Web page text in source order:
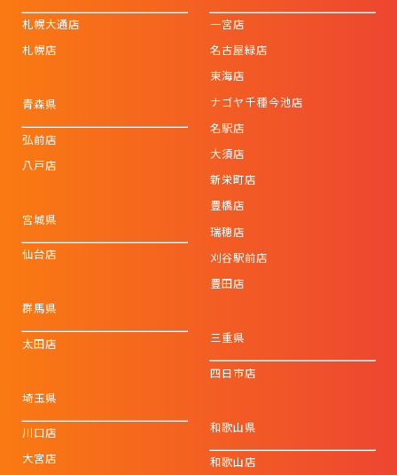
札幌大通店
札幌店
青森県
弘前店
八戸店
宮城県
仙台店
群馬県
太田店
埼玉県
川口店
大宮店
一宮店
名古屋緑店
東海店
ナゴヤ千種今池店
名駅店
大須店
新栄町店
豊橋店
瑞穂店
刈谷駅前店
豊田店
三重県
四日市店
和歌山県
和歌山店